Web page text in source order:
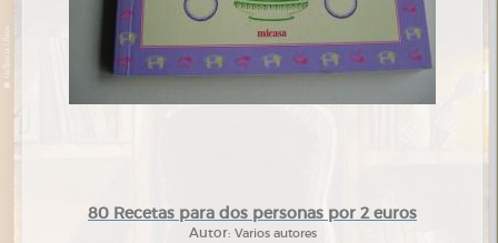
80 Recetas para dos personas por 2 euros
Autor: Varios autores